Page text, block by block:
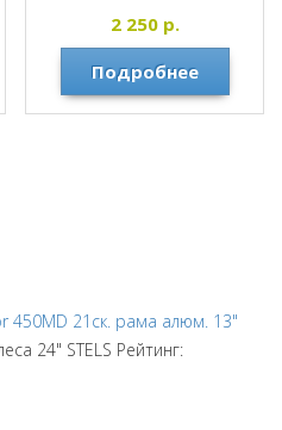
BESTWAY
2 250р.
Подробнее
450MD 21ск. рама алюм. 13"
24" STELS Рейтинг: